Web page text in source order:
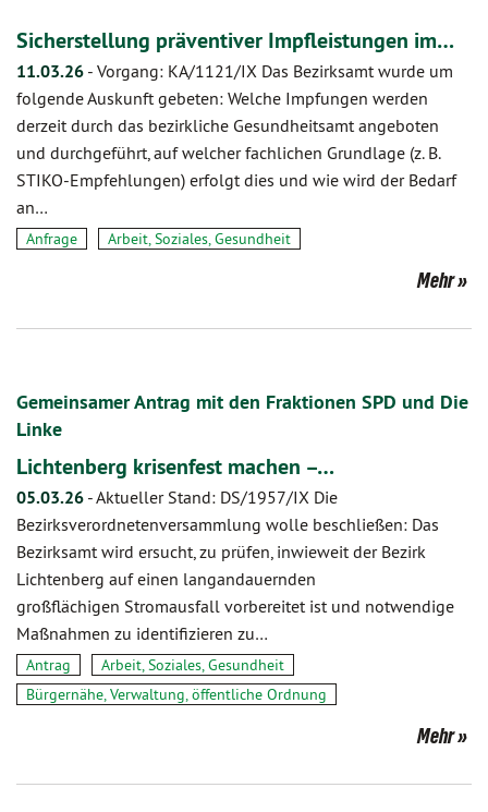
Sicherstellung präventiver Impfleistungen im…
11.03.26 - Vorgang: KA/1121/IX Das Bezirksamt wurde um
folgende Auskunft gebeten: Welche Impfungen werden
derzeit durch das bezirkliche Gesundheitsamt angeboten
und durchgeführt, auf welcher fachlichen Grundlage (z. B.
STIKO-Empfehlungen) erfolgt dies und wie wird der Bedarf
an…
Anfrage Arbeit, Soziales, Gesundheit
Mehr
Gemeinsamer Antrag mit den Fraktionen SPD und Die
Linke
Lichtenberg krisenfest machen –…
05.03.26 -Aktueller Stand: DS/1957/IX Die
Bezirksverordnetenversammlung wolle beschließen: Das
Bezirksamt wird ersucht, zu prüfen, inwieweit der Bezirk
Lichtenberg auf einen langandauernden
großflächigen Stromausfall vorbereitet ist und notwendige
Maßnahmen zu identifizieren zu…
Antrag
Arbeit, Soziales, Gesundheit
Bürgernähe, Verwaltung, öffentliche Ordnung
Mehr